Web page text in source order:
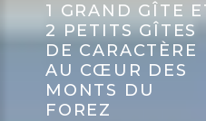
1 GRAND GÎTE
2 PETITS GÎTES
DE CARACTÈRE
AU CŒUR DES
MONTS DU
FOREZ